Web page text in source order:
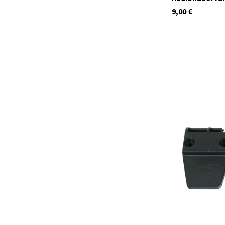
Auf Lager
€
9,00
C1596